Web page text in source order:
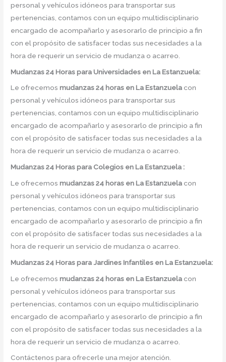
personal y vehículos idóneos para transportar sus
pertenencias, contamos con un equipo multidisciplinario
encargado de acompañarlo y asesorarlo de principio a fin
con el propósito de satisfacer todas sus necesidades a la
hora de requerir un servicio de mudanza o acarreo.
Mudanzas 24 Horas para Universidades en La Estanzuela:
Le ofrecemosmudanzas 24 horas enLa Estanzuela con
personal y vehículos idóneos para transportar sus
pertenencias, contamos con un equipo multidisciplinario
encargado de acompañarlo y asesorarlo de principio a fin
con el propósito de satisfacer todas sus necesidades a la
hora de requerir un servicio de mudanza o acarreo.
Mudanzas 24 Horas para Colegios en La Estanzuela :
Le ofrecemosmudanzas 24 horas enLa Estanzuela con
personal y vehículos idóneos para transportar sus
pertenencias, contamos con un equipo multidisciplinario
encargado de acompañarlo y asesorarlo de principio a fin
con el propósito de satisfacer todas sus necesidades a la
hora de requerir un servicio de mudanza o acarreo.
Mudanzas 24 Horas para Jardines Infantiles en La Estanzuela:
Le ofrecemosmudanzas 24 horas enLa Estanzuela con
personal y vehículos idóneos para transportar sus
pertenencias, contamos con un equipo multidisciplinario
encargado de acompañarlo y asesorarlo de principio a fin
con el propósito de satisfacer todas sus necesidades a la
hora de requerir un servicio de mudanza o acarreo.
Contáctenos para ofrecerle una mejor atención.